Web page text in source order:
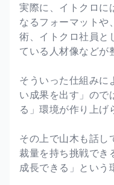
実際に、イトクロに
なるフォーマットや
術、イトクロ社員と
ている人材像などが
そういった仕組みに
い成果を出す」ので
る」環境が作り上げ
その上で山木も話し
裁量を持ち挑戦でき
成長できる」という